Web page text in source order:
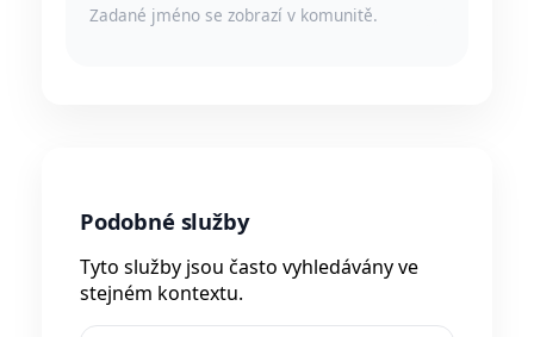
Zadané jméno se zobrazí v komunitě.
Podobné služby
Tyto služby jsou často vyhledávány ve
stejném kontextu.